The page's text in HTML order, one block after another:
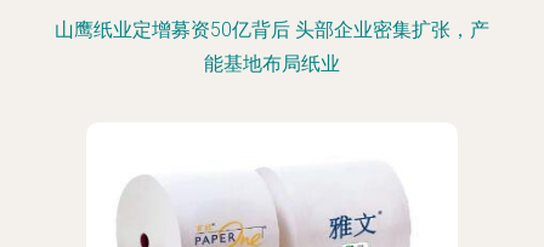
山鹰纸业定增募资50亿背后 头部企业密集扩张，产
能基地布局纸业